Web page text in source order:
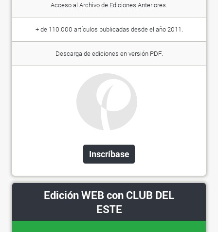
Acceso al Archivo de Ediciones Anteriores.
+ de 110.000 artículos publicadas desde el año 2011.
Descarga de ediciones en versión PDF.
Inscríbase
Edición WEB con CLUB DEL
ESTE